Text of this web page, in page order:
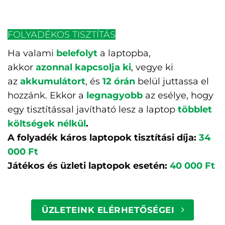
FOLYADÉKOS TISZTÍTÁS
Ha valami belefolyt a laptopba,
akkor azonnal kapcsolja ki, vegye ki
az akkumulátort, és 12 órán belül juttassa el
hozzánk. Ekkor a legnagyobb az esélye, hogy
egy tisztítással javítható lesz a laptop többlet
költségek nélkül.
A folyadék káros laptopok tisztítási díja: 34
000 Ft
Játékos és üzleti laptopok esetén: 40 000 Ft
ÜZLETEINK ELÉRHETŐSÉGEI